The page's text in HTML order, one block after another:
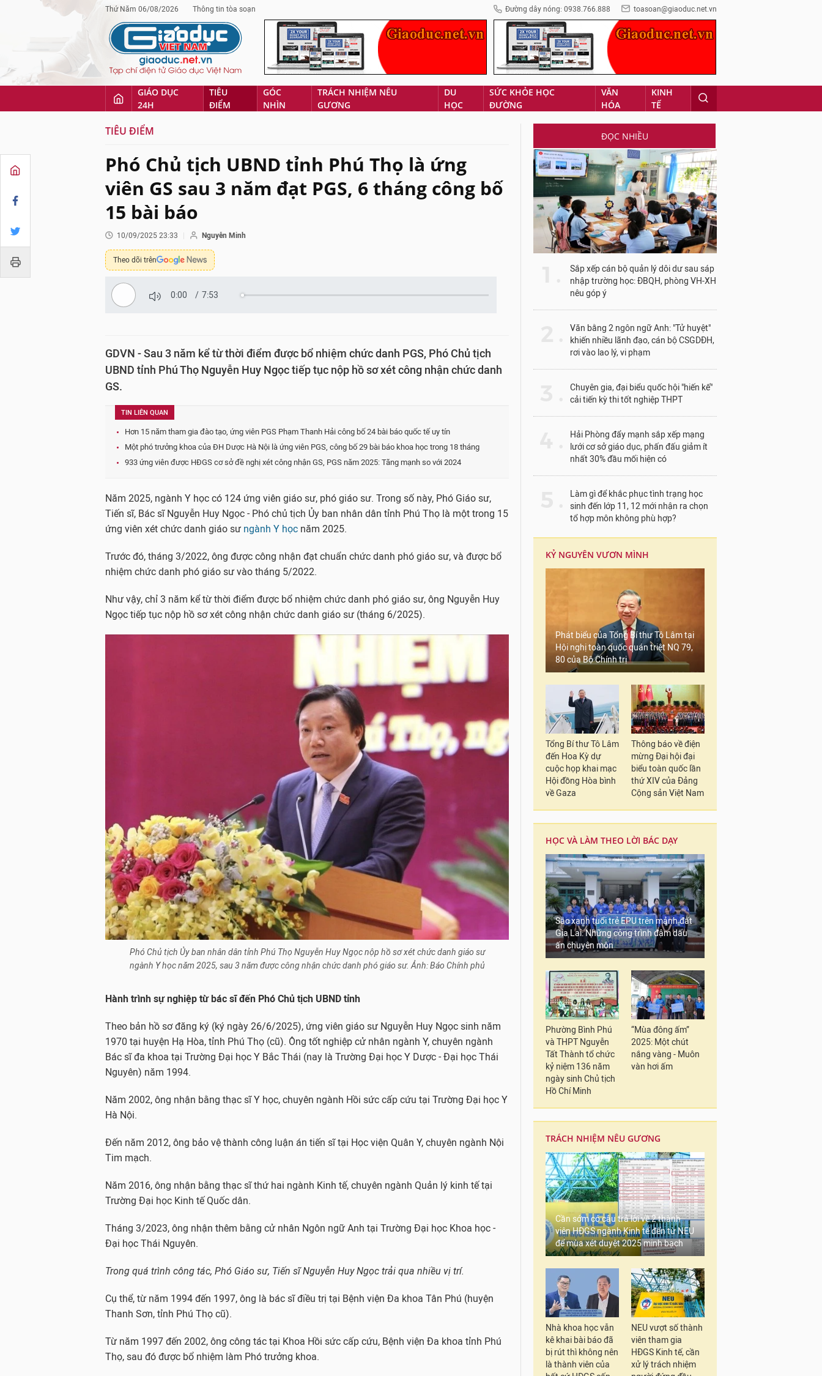
Thứ Năm 06/08/2026 Thông tin tòa soạn Đường dây nóng: 0938.766.888 toasoan@giaoduc.net.vn
GIÁO DỤC
24H
TIÊU
ĐIỂM
GÓC
NHÌN
TRÁCH NHIỆM NÊU
GƯƠNG
DU
HỌC
SỨC KHỎE HỌC
ĐƯỜNG
VĂN
HÓA
KINH
TẾ
TIÊU ĐIỂM
Phó Chủ tịch UBND tỉnh Phú Thọ là ứng
viên GS sau 3 năm đạt PGS, 6 tháng công bố
15 bài báo
10/09/2025 23:33 Nguyễn Minh
Theo dõi trên
0:00 / 7:53
GDVN - Sau 3 năm kể từ thời điểm được bổ nhiệm chức danh PGS, Phó Chủ tịch
UBND tỉnh Phú Thọ Nguyễn Huy Ngọc tiếp tục nộp hồ sơ xét công nhận chức danh
GS.
TIN LIÊN QUAN
Hơn 15 năm tham gia đào tạo, ứng viên PGS Phạm Thanh Hải công bố 24 bài báo quốc tế uy tín
Một phó trưởng khoa của ĐH Dược Hà Nội là ứng viên PGS, công bố 29 bài báo khoa học trong 18 tháng
933 ứng viên được HĐGS cơ sở đề nghị xét công nhận GS, PGS năm 2025: Tăng mạnh so với 2024
Năm 2025, ngành Y học có 124 ứng viên giáo sư, phó giáo sư. Trong số này, Phó Giáo sư,
Tiến sĩ, Bác sĩ Nguyễn Huy Ngọc - Phó chủ tịch Ủy ban nhân dân tỉnh Phú Thọ là một trong 15
ứng viên xét chức danh giáo sư ngành Y học năm 2025.
Trước đó, tháng 3/2022, ông được công nhận đạt chuẩn chức danh phó giáo sư, và được bổ
nhiệm chức danh phó giáo sư vào tháng 5/2022.
Như vậy, chỉ 3 năm kể từ thời điểm được bổ nhiệm chức danh phó giáo sư, ông Nguyễn Huy
Ngọc tiếp tục nộp hồ sơ xét công nhận chức danh giáo sư (tháng 6/2025).
Phó Chủ tịch Ủy ban nhân dân tỉnh Phú Thọ Nguyễn Huy Ngọc nộp hồ sơ xét chức danh giáo sư
ngành Y học năm 2025, sau 3 năm được công nhận chức danh phó giáo sư. Ảnh: Báo Chính phủ
Hành trình sự nghiệp từ bác sĩ đến Phó Chủ tịch UBND tỉnh
Theo bản hồ sơ đăng ký (ký ngày 26/6/2025), ứng viên giáo sư Nguyễn Huy Ngọc sinh năm
1970 tại huyện Hạ Hòa, tỉnh Phú Thọ (cũ). Ông tốt nghiệp cử nhân ngành Y, chuyên ngành
Bác sĩ đa khoa tại Trường Đại học Y Bắc Thái (nay là Trường Đại học Y Dược - Đại học Thái
Nguyên) năm 1994.
Năm 2002, ông nhận bằng thạc sĩ Y học, chuyên ngành Hồi sức cấp cứu tại Trường Đại học Y
Hà Nội.
Đến năm 2012, ông bảo vệ thành công luận án tiến sĩ tại Học viện Quân Y, chuyên ngành Nội
Tim mạch.
Năm 2016, ông nhận bằng thạc sĩ thứ hai ngành Kinh tế, chuyên ngành Quản lý kinh tế tại
Trường Đại học Kinh tế Quốc dân.
Tháng 3/2023, ông nhận thêm bằng cử nhân Ngôn ngữ Anh tại Trường Đại học Khoa học -
Đại học Thái Nguyên.
Trong quá trình công tác, Phó Giáo sư, Tiến sĩ Nguyễn Huy Ngọc trải qua nhiều vị trí.
Cụ thể, từ năm 1994 đến 1997, ông là bác sĩ điều trị tại Bệnh viện Đa khoa Tân Phú (huyện
Thanh Sơn, tỉnh Phú Thọ cũ).
Từ năm 1997 đến 2002, ông công tác tại Khoa Hồi sức cấp cứu, Bệnh viện Đa khoa tỉnh Phú
Thọ, sau đó được bổ nhiệm làm Phó trưởng khoa.
ĐỌC NHIỀU
Sắp xếp cán bộ quản lý dôi dư sau sáp
nhập trường học: ĐBQH, phòng VH-XH
nêu góp ý
Văn bằng 2 ngôn ngữ Anh: "Tử huyệt"
khiến nhiều lãnh đạo, cán bộ CSGDĐH,
rơi vào lao lý, vi phạm
Chuyên gia, đại biểu quốc hội "hiến kế"
cải tiến kỳ thi tốt nghiệp THPT
Hải Phòng đẩy mạnh sắp xếp mạng
lưới cơ sở giáo dục, phấn đấu giảm ít
nhất 30% đầu mối hiện có
Làm gì để khắc phục tình trạng học
sinh đến lớp 11, 12 mới nhận ra chọn
tổ hợp môn không phù hợp?
KỶ NGUYÊN VƯƠN MÌNH
Phát biểu của Tổng Bí thư Tô Lâm tại
Hội nghị toàn quốc quán triệt NQ 79,
80 của Bộ Chính trị
Tổng Bí thư Tô Lâm
đến Hoa Kỳ dự
cuộc họp khai mạc
Hội đồng Hòa bình
về Gaza
Thông báo về điện
mừng Đại hội đại
biểu toàn quốc lần
thứ XIV của Đảng
Cộng sản Việt Nam
HỌC VÀ LÀM THEO LỜI BÁC DẠY
Sắc xanh tuổi trẻ EPU trên mảnh đất
Gia Lai: Những công trình đậm dấu
ấn chuyên môn
Phường Bình Phú
và THPT Nguyễn
Tất Thành tổ chức
kỷ niệm 136 năm
ngày sinh Chủ tịch
Hồ Chí Minh
“Mùa đông ấm”
2025: Một chút
nắng vàng - Muôn
vàn hơi ấm
TRÁCH NHIỆM NÊU GƯƠNG
Cần sớm có câu trả lời về 2 thành
viên HĐGS ngành Kinh tế đến từ NEU
để mùa xét duyệt 2025 minh bạch
Nhà khoa học vẫn
kê khai bài báo đã
bị rút thì không nên
là thành viên của
NEU vượt số thành
viên tham gia
HĐGS Kinh tế, cần
xử lý trách nhiệm